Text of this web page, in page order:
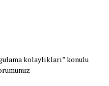
kolaylıkları” konulu